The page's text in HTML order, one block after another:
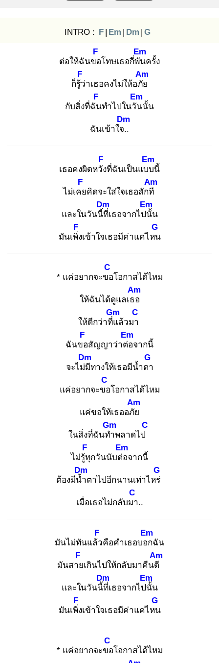
INTRO : F | Em | Dm | G
ต่อให้ฉันขอ
F
โทษเธอกี่พัน
Em
ครั้ง
ก็รู้ว่
F
าเธอคงไม่ให้อภัย
Am
กับสิ่งที่ฉัน
F
ทำไปในวัน
Em
นั้น
ฉันเข้าใจ..
Dm
เธอคงผิดหวัง
F
ที่ฉันเป็นแบบ
Em
นี้
ไม่เคย
F
คิดจะใส่ใจเธอสักที
Am
และในวันนี้ที่
Dm
เธอจากไปนั้
Em
น
มันเพิ่ง
F
เข้าใจเธอมีค่าแค่ไหน
G
* แค่อยากจะขอ
C
โอกาสได้ไหม
ให้ฉันได้ดูแลเธอ
Am
ให้ดีกว่าที่แ
Gm
ล้วมา
C
ฉันขอ
F
สัญญาว่าต่อ
Em
จากนี้
จะไม่มี
Dm
ทางให้เธอมีน้ำตา
G
แค่อยากจะขอ
C
โอกาสได้ไหม
แค่ขอให้เธออภัย
Am
ในสิ่งที่ฉันทำ
Gm
พลาดไป
C
ไม่รู้ทุ
F
กวันนับต่อ
Em
จากนี้
ต้องมีน้ำ
Dm
ตาไปอีกนานเท่าไหร่
G
เมื่อเธอไม่กลับมา
C
..
มันไม่ทันแล้ว
F
คือคำเธอบอก
Em
ฉัน
มันสาย
F
เกินไปให้กลับมาคืนดี
Am
และในวันนี้ที่
Dm
เธอจากไปนั้
Em
น
มันเพิ่ง
F
เข้าใจเธอมีค่าแค่ไหน
G
* แค่อยากจะขอ
C
โอกาสได้ไหม